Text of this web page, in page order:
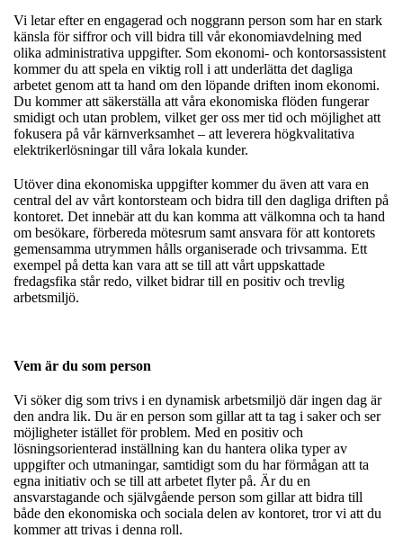
Vi letar efter en engagerad och noggrann person som har en stark
känsla för siffror och vill bidra till vår ekonomiavdelning med
olika administrativa uppgifter. Som ekonomi- och kontorsassistent
kommer du att spela en viktig roll i att underlätta det dagliga
arbetet genom att ta hand om den löpande driften inom ekonomi.
Du kommer att säkerställa att våra ekonomiska flöden fungerar
smidigt och utan problem, vilket ger oss mer tid och möjlighet att
fokusera på vår kärnverksamhet – att leverera högkvalitativa
elektrikerlösningar till våra lokala kunder.
Utöver dina ekonomiska uppgifter kommer du även att vara en
central del av vårt kontorsteam och bidra till den dagliga driften på
kontoret. Det innebär att du kan komma att välkomna och ta hand
om besökare, förbereda mötesrum samt ansvara för att kontorets
gemensamma utrymmen hålls organiserade och trivsamma. Ett
exempel på detta kan vara att se till att vårt uppskattade
fredagsfika står redo, vilket bidrar till en positiv och trevlig
arbetsmiljö.
Vem är du som person
Vi söker dig som trivs i en dynamisk arbetsmiljö där ingen dag är
den andra lik. Du är en person som gillar att ta tag i saker och ser
möjligheter istället för problem. Med en positiv och
lösningsorienterad inställning kan du hantera olika typer av
uppgifter och utmaningar, samtidigt som du har förmågan att ta
egna initiativ och se till att arbetet flyter på. Är du en
ansvarstagande och självgående person som gillar att bidra till
både den ekonomiska och sociala delen av kontoret, tror vi att du
kommer att trivas i denna roll.